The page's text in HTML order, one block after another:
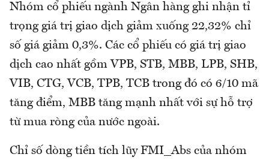
Nhóm cổ phiếu ngành Ngân hàng ghi nhận tỉ
trọng giá trị giao dịch giảm xuống 22,32% chỉ
số giá giảm 0,3%. Các cổ phiếu có giá trị giao
dịch cao nhất gồm VPB, STB, MBB, LPB, SHB,
VIB, CTG, VCB, TPB, TCB trong đó có 6/10 mã
tăng điểm, MBB tăng mạnh nhất với sự hỗ trợ
từ mua ròng của nước ngoài.
Chỉ số dòng tiền tích lũy FMI_Abs của nhóm